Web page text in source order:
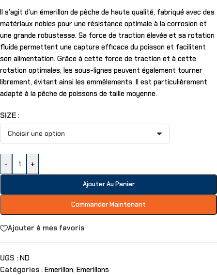
Il s’agit d’un émerillon de pêche de haute qualité, fabriqué avec des
matériaux nobles pour une résistance optimale à la corrosion et
une grande robustesse. Sa force de traction élevée et sa rotation
fluide permettent une capture efficace du poisson et facilitent
son alimentation. Grâce à cette force de traction et à cette
rotation optimales, les sous-lignes peuvent également tourner
librement, évitant ainsi les emmêlements. Il est particulièrement
adapté à la pêche de poissons de taille moyenne.
SIZE
- +
Ajouter Au Panier
Commander Maintenant
Ajouter à mes favoris
UGS : ND
Catégories : Emerillon, Emerillons